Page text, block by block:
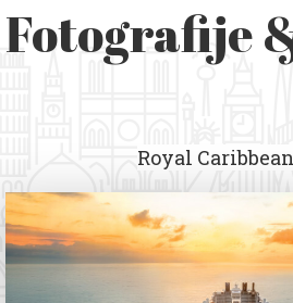
Fotografije
Royal